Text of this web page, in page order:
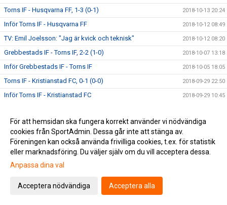
Torns IF - Husqvarna FF, 1-3 (0-1) 2018-10-13 20:24
Inför Torns IF - Husqvarna FF 2018-10-12 08:49
TV: Emil Joelsson: "Jag är kvick och teknisk" 2018-10-12 08:20
Grebbestads IF - Torns IF, 2-2 (1-0) 2018-10-07 13:18
Inför Grebbestads IF - Torns IF 2018-10-05 18:05
Torns IF - Kristianstad FC, 0-1 (0-0) 2018-09-29 22:50
Inför Torns IF - Kristianstad FC 2018-09-29 10:45
TV: Richard Ringhov inför Torns IF - Kristianstad FC 2018-09-27 20:25
Oskarshamns AIK - Torns IF, 1-0 (0-0) 2018-09-25 12:45
Inför Oskarshamns AIK – Torns IF 2018-09-21 15:23
TV: Niklas Nilsson inför Oskarshamns AIK
TV: Magnus Nilsson inför Oskarshamns AIK
Torns IF - Ängelholms FF, 4-0 (0-0)
För att hemsidan ska fungera korrekt använder vi nödvändiga
cookies från SportAdmin. Dessa går inte att stänga av.
Föreningen kan också använda frivilliga cookies, t.ex. för statistik
eller marknadsföring. Du väljer själv om du vill acceptera dessa.
Anpassa dina val
Acceptera nödvändiga Acceptera alla